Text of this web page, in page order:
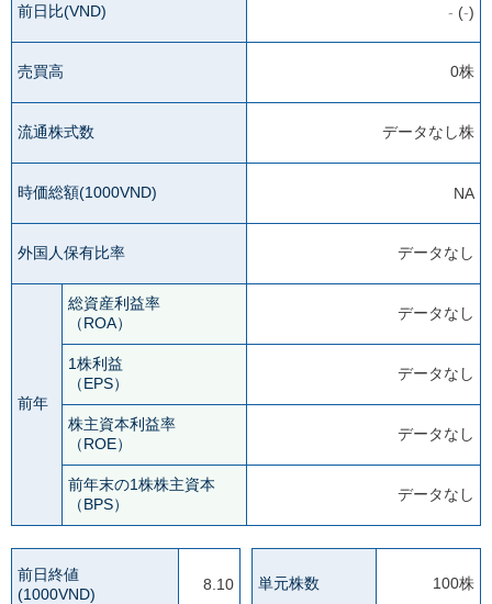
前日比(VND) - (-)
売買高 0株
流通株式数 データなし株
時価総額(1000VND) NA
外国人保有比率 データなし
前年
総資産利益率
（ROA）
データなし
1株利益
（EPS）
データなし
株主資本利益率
（ROE）
データなし
前年末の1株株主資本
（BPS）
データなし
前日終値
(1000VND)
8.10 単元株数 100株